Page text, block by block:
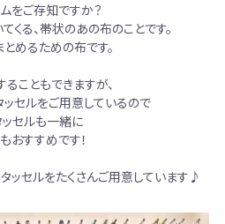
をご存知ですか？
くる、帯状のあの布のことです。
めるための布です。
こともできますが、
セルをご用意しているので
セルも一緒に
おすすめです！
ッセルをたくさんご用意しています♪